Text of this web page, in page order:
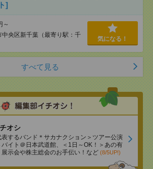
]
～
中央区新千葉（最寄り駅：千
気になる！
すべて見る
オシ
表するバンド＊サカナクション＞ツアー公演
イト＠日本武道館、＜1日～OK！＞あの有
示会や株主総会のお手伝い！など (8/5UP!)